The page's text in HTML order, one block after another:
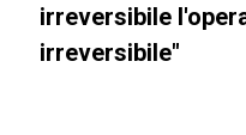
irreversibile
irreversibile"